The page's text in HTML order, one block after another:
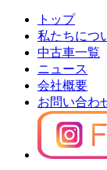
トップ
私たちにつ
中古車一覧
ニュース
会社概要
お問い合わ